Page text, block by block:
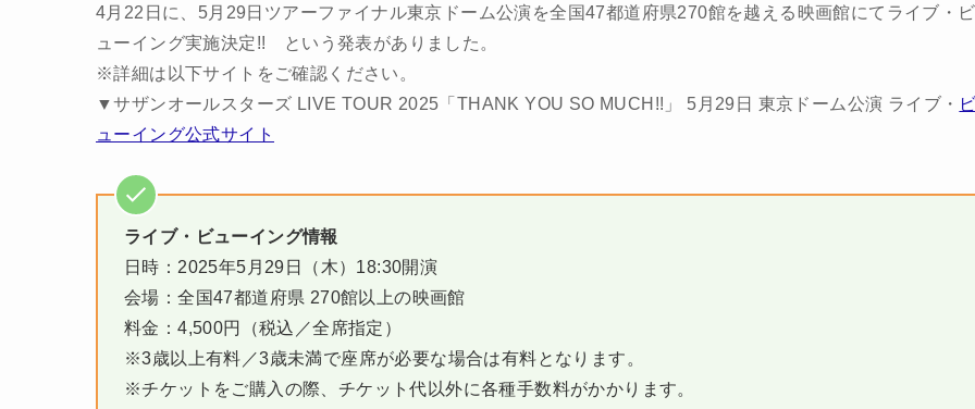
4月22日に、5月29日ツアーファイナル東京ドーム公演を全国47都道府県270館を越える映画館にてライブ・ビ
ューイング実施決定!! という発表がありました。
※詳細は以下サイトをご確認ください。
▼サザンオールスターズ LIVE TOUR 2025「THANK YOU SO MUCH!!」 5月29日 東京ドーム公演 ライブ・
ューイング公式サイト
ライブ・ビューイング情報
日時：2025年5月29日（木）18:30開演
会場：全国47都道府県 270館以上の映画館
料金：4,500円（税込／全席指定）
※3歳以上有料／3歳未満で座席が必要な場合は有料となります。
※チケットをご購入の際、チケット代以外に各種手数料がかかります。